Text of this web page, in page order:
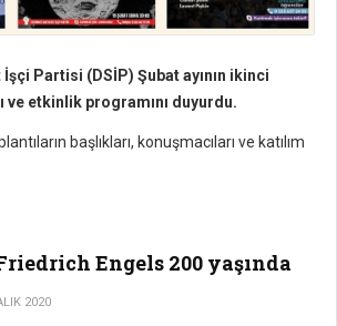
Partisi (DSİP) Şubat ayının ikinci
ve etkinlik programını duyurdu.
başlıkları, konuşmacıları ve katılım
Engels 200 yaşında
2020